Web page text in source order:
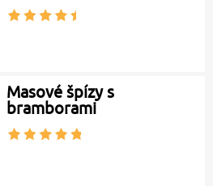
Masové špízy s
bramborami